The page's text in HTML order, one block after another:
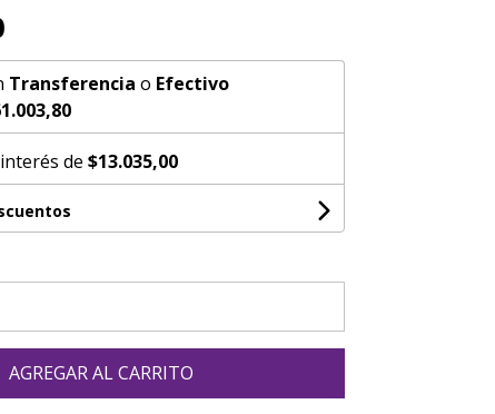
Transferencia o Efectivo
de $13.035,00
AGREGAR AL CARRITO